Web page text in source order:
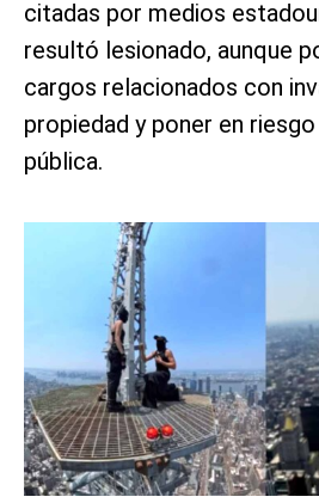
citadas por medios
resultó lesionado, aunque
cargos relacionados con
propiedad y poner en
pública.